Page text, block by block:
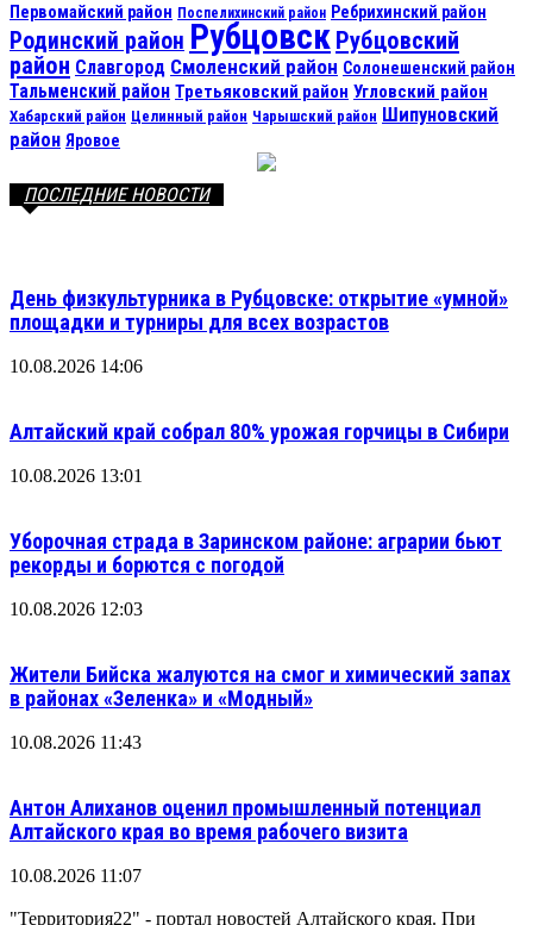
Первомайский район Поспелихинский район Ребрихинский район
Родинский район Рубцовск Рубцовский
район Славгород Смоленский район Солонешенский район
Тальменский район Третьяковский район Угловский район
Хабарский район Целинный район Чарышский район Шипуновский
район Яровое
ПОСЛЕДНИЕ НОВОСТИ
День физкультурника в Рубцовске: открытие «умной»
площадки и турниры для всех возрастов
10.08.2026 14:06
Алтайский край собрал 80% урожая горчицы в Сибири
10.08.2026 13:01
Уборочная страда в Заринском районе: аграрии бьют
рекорды и борются с погодой
10.08.2026 12:03
Жители Бийска жалуются на смог и химический запах
в районах «Зеленка» и «Модный»
10.08.2026 11:43
Антон Алиханов оценил промышленный потенциал
Алтайского края во время рабочего визита
10.08.2026 11:07
"Территория22" - портал новостей Алтайского края. При